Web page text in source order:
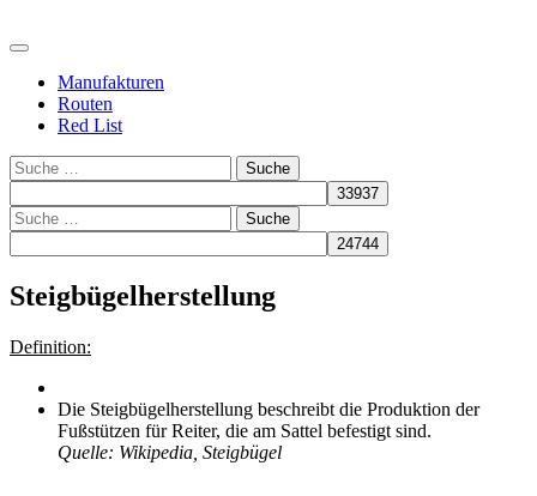
Manufakturen
Routen
Red List
Suche
Suche
Steigbügelherstellung
Definition:
Die Steigbügelherstellung beschreibt die Produktion der
Fußstützen für Reiter, die am Sattel befestigt sind.
Quelle: Wikipedia, Steigbügel